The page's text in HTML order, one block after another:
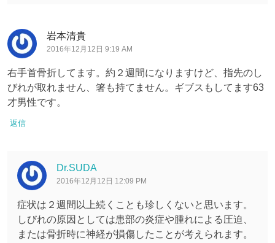
岩本清貴
2016年12月12日 9:19 AM
右手首骨折してます。約２週間になりますけど、指先のし
びれが取れません、箸も持てません。ギブスもしてます63
才男性です。
返信
Dr.SUDA
2016年12月12日 12:09 PM
症状は２週間以上続くことも珍しくないと思います。
しびれの原因としては患部の炎症や腫れによる圧迫、
または骨折時に神経が損傷したことが考えられます。